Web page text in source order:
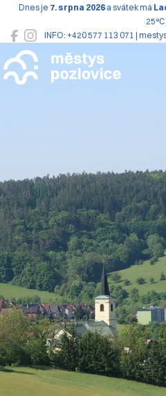
INFO: +420 577 113 071 |
Dnes je 7. srpna 2026 a svátek má
25°C
Pozlovice